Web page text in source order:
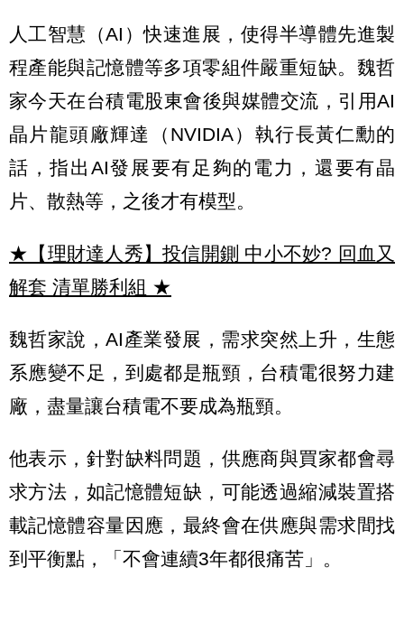
人工智慧（AI）快速進展，使得半導體先進製
程產能與記憶體等多項零組件嚴重短缺。魏哲
家今天在台積電股東會後與媒體交流，引用AI
晶片龍頭廠輝達（NVIDIA）執行長黃仁勳的
話，指出AI發展要有足夠的電力，還要有晶
片、散熱等，之後才有模型。
★【理財達人秀】投信開鍘 中小不妙? 回血又
解套 清單勝利組 ★
魏哲家說，AI產業發展，需求突然上升，生態
系應變不足，到處都是瓶頸，台積電很努力建
廠，盡量讓台積電不要成為瓶頸。
他表示，針對缺料問題，供應商與買家都會尋
求方法，如記憶體短缺，可能透過縮減裝置搭
載記憶體容量因應，最終會在供應與需求間找
到平衡點，「不會連續3年都很痛苦」。